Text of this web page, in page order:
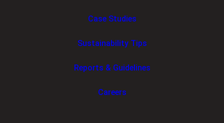
Case Studies
Sustainability Tips
Reports & Guidelines
Careers